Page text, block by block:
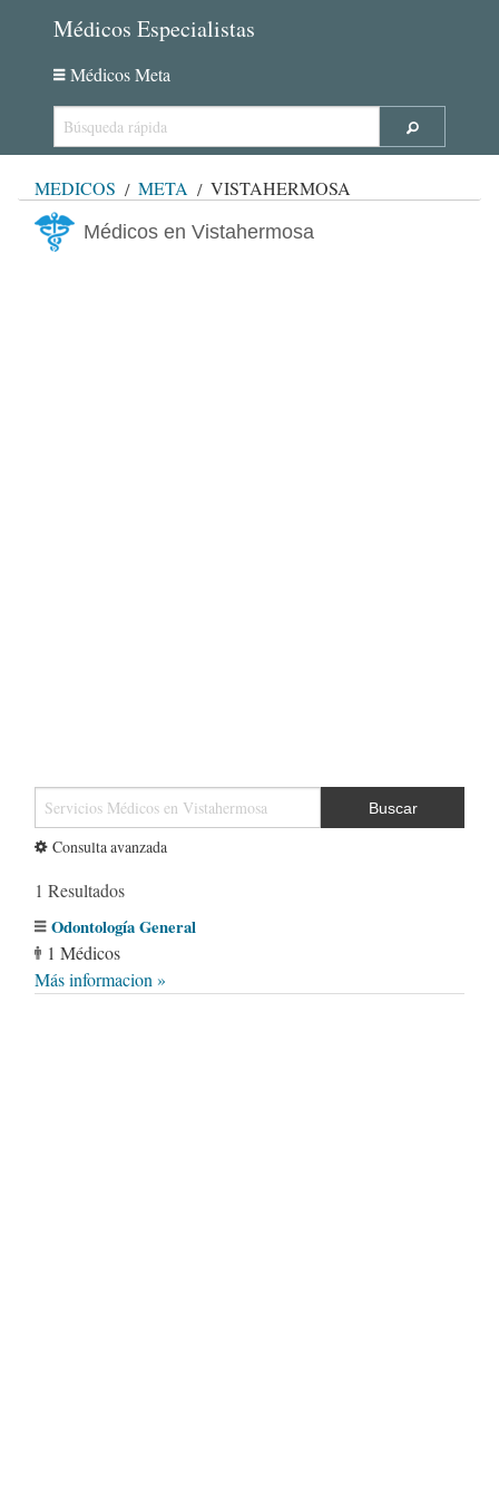
Médicos Especialistas
Médicos Meta
MÉDICOS META VISTAHERMOSA
Médicos en Vistahermosa
Buscar
Consulta avanzada
1 Resultados
Odontología General
1 Médicos
Más informacion »